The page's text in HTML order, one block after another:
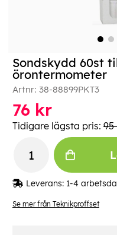
Se mer från Teknikproffset
Sondskydd 60st
örontermometer
Artnr: 38-88899PKT3
76 kr
Tidigare lägsta pris: 95
Leverans: 1-4